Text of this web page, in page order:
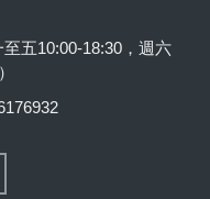
五10:00-18:30，週六